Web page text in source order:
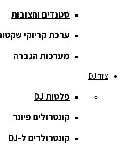
הקלטה
רמקולים
רמקולים
מוגברים
רמקולים
סטנדים וחצובות
ערכת קריוקי שקטות
מערכות הגברה
ציוד DJ
פלטות DJ
קונטרולים פיונר
קונטרולרים ל-DJ